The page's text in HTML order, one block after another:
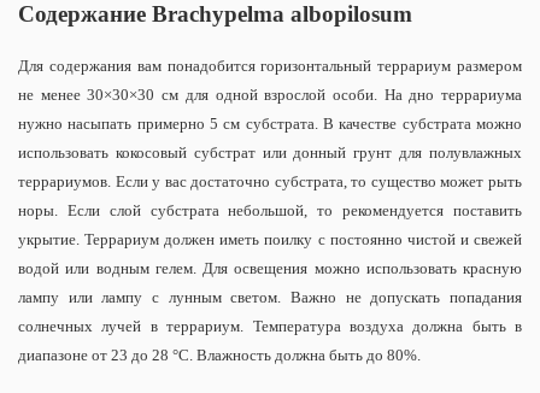
Содержание Brachypelma albopilosum
Для содержания вам понадобится горизонтальный террариум размером
не менее 30×30×30 см для одной взрослой особи. На дно террариума
нужно насыпать примерно 5 см субстрата. В качестве субстрата можно
использовать кокосовый субстрат или донный грунт для полувлажных
террариумов. Если у вас достаточно субстрата, то существо может рыть
норы. Если слой субстрата небольшой, то рекомендуется поставить
укрытие. Террариум должен иметь поилку с постоянно чистой и свежей
водой или водным гелем. Для освещения можно использовать красную
лампу или лампу с лунным светом. Важно не допускать попадания
солнечных лучей в террариум. Температура воздуха должна быть в
диапазоне от 23 до 28 °C. Влажность должна быть до 80%.